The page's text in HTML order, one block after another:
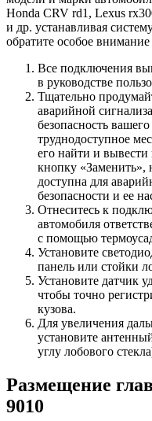
Honda CRV rd1, Lexus
и др. устанавливая
обратите особое
Все подключения
в руководстве
Тщательно
аварийной
безопасность
труднодоступное
его найти и вывести
кнопку «Заменить»,
доступна для
безопасности и ее
Отнеситесь к
автомобиля
с помощью
Установите
панель или стойки
Установите датчик
чтобы точно
кузова.
Для увеличения
установите
углу лобового
Размещение
9010